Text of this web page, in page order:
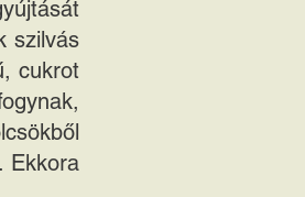
szilvás
cukrot
Ekkora